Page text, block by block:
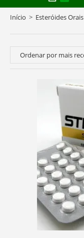
Início > Esteróides Orais